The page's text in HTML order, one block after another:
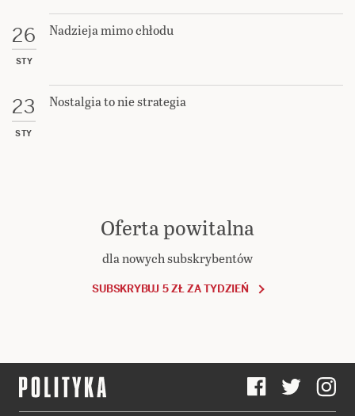
26
STY
Nadzieja mimo chłodu
23
STY
Nostalgia to nie strategia
Oferta powitalna
dla nowych subskrybentów
SUBSKRYBUJ 5 ZŁ ZA TYDZIEŃ